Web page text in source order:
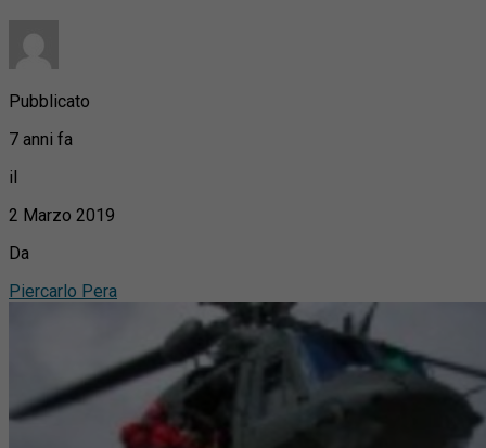
Pubblicato
7 anni fa
il
2 Marzo 2019
Da
Piercarlo Pera